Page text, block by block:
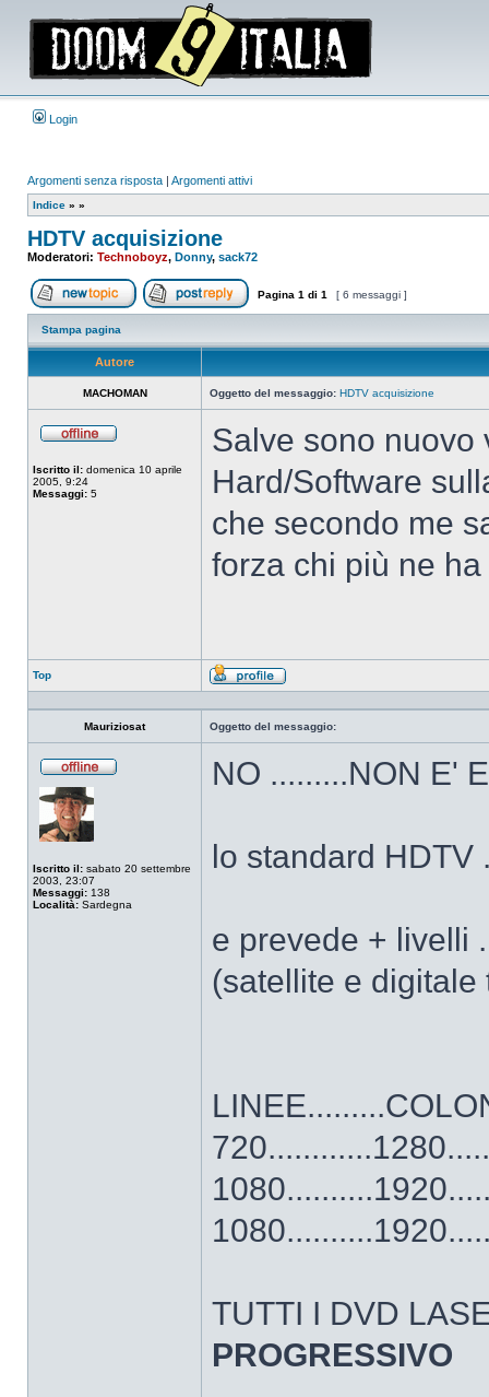
Login
Argomenti senza risposta | Argomenti attivi
Indice » »
HDTV acquisizione
Moderatori: Technoboyz, Donny, sack72
Apri un nuovo argomentoRispondi all’argomento
Pagina 1 di 1 [ 6 messaggi ]
Stampa pagina
Autore
MACHOMAN Oggetto del messaggio: HDTV acquisizione
Iscritto il: domenica 10 aprile
2005, 9:24
Messaggi: 5
Salve sono nuovo
Hard/Software
che secondo me
forza chi più ne
Top
Profilo
Mauriziosat Oggetto del messaggio:
Iscritto il: sabato 20 settembre
2003, 23:07
Messaggi: 138
Località: Sardegna
NO .........NON E'
lo standard HDTV
e prevede + livelli
(satellite e digitale
TUTTI I DVD
PROGRESSIVO